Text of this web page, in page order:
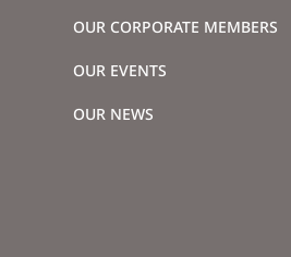
OUR CORPORATE MEMBERS
OUR EVENTS
OUR NEWS